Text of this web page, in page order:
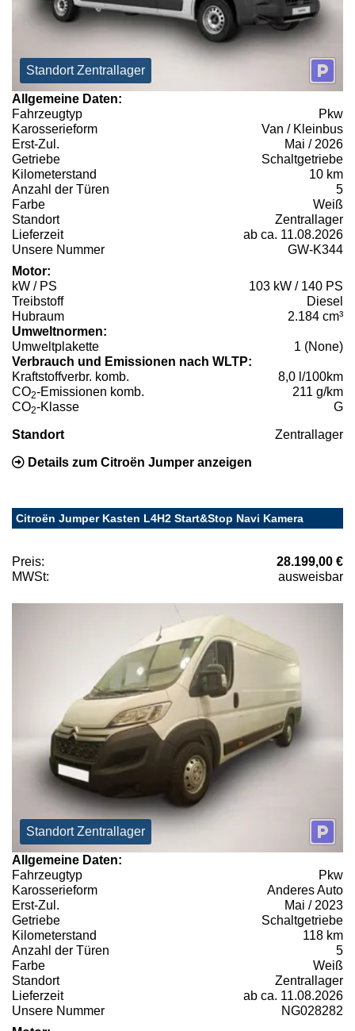
Standort Zentrallager
Allgemeine Daten:
Fahrzeugtyp
Pkw
Karosserieform
Van / Kleinbus
Erst-Zul.
Mai / 2026
Getriebe
Schaltgetriebe
Kilometerstand
10 km
Anzahl der Türen
5
Farbe
Weiß
Standort
Zentrallager
Lieferzeit
ab ca. 11.08.2026
Unsere Nummer
GW-K344
Motor:
kW / PS
103 kW / 140 PS
Treibstoff
Diesel
Hubraum
2.184 cm³
Umweltnormen:
Umweltplakette
1 (None)
Verbrauch und Emissionen nach WLTP:
Kraftstoffverbr. komb.
8,0 l/100km
CO2-Emissionen komb.
211 g/km
CO2-Klasse G
Standort Zentrallager
Details zum Citroën Jumper anzeigen
Citroën Jumper Kasten L4H2 Start&Stop Navi Kamera
Preis:
28.199,00 €
MWSt:
ausweisbar
Standort Zentrallager
Allgemeine Daten:
Fahrzeugtyp
Pkw
Karosserieform
Anderes Auto
Erst-Zul.
Mai / 2023
Getriebe
Schaltgetriebe
Kilometerstand
118 km
Anzahl der Türen
5
Farbe
Weiß
Standort
Zentrallager
Lieferzeit
ab ca. 11.08.2026
Unsere Nummer
NG028282